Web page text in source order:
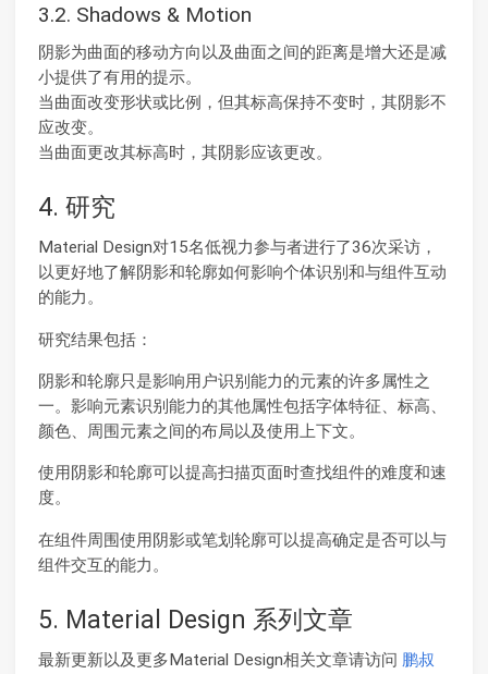
3.2. Shadows & Motion
阴影为曲面的移动方向以及曲面之间的距离是增大还是减
小提供了有用的提示。
当曲面改变形状或比例，但其标高保持不变时，其阴影不
应改变。
当曲面更改其标高时，其阴影应该更改。
4. 研究
Material Design对15名低视力参与者进行了36次采访，
以更好地了解阴影和轮廓如何影响个体识别和与组件互动
的能力。
研究结果包括：
阴影和轮廓只是影响用户识别能力的元素的许多属性之
一。影响元素识别能力的其他属性包括字体特征、标高、
颜色、周围元素之间的布局以及使用上下文。
使用阴影和轮廓可以提高扫描页面时查找组件的难度和速
度。
在组件周围使用阴影或笔划轮廓可以提高确定是否可以与
组件交互的能力。
5. Material Design 系列文章
最新更新以及更多Material Design相关文章请访问 鹏叔